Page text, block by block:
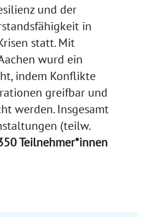
und der
in
statt. Mit
wurd ein
indem Konflikte
greifbar und
werden. Insgesamt
(teilw.
Teilnehmer*innen